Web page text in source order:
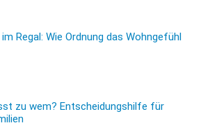
Regal: Wie Ordnung das Wohngefühl
zu wem? Entscheidungshilfe für